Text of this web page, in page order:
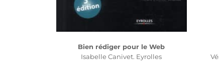
Bien rédiger pour le Web
Isabelle Canivet. Eyrolles